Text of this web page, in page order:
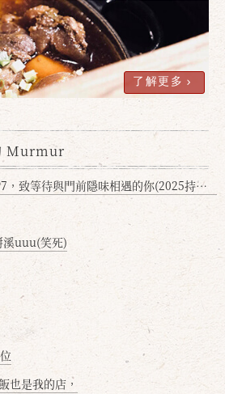
了解更多
Murmur
致等待與門前隱味相遇的你(2025持續更新
uuu(笑死)
也是我的店，